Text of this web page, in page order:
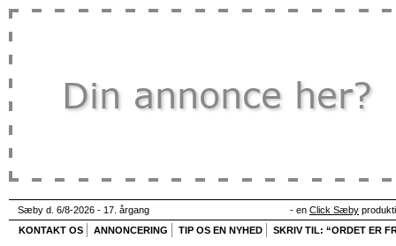
Sæby d. 6/8-2026 - 17. årgang - en Click Sæby
KONTAKT OS
ANNONCERING TIP OS EN NYHED SKRIV TIL: “ORDET ER